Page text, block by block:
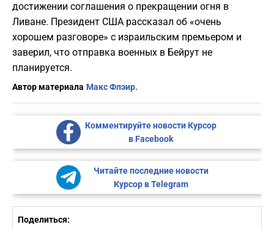
достижении соглашения о прекращении огня в
Ливане. Президент США рассказал об «очень
хорошем разговоре» с израильским премьером и
заверил, что отправка военных в Бейрут не
планируется.
Автор материала Макс Флэир.
Комментируйте новости Курсор
в Facebook
Читайте последние новости
Курсор в Telegram
Поделиться: